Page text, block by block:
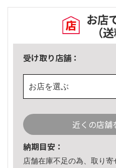
お店
（
受け取り店舗：
お店を選ぶ
近くの店舗
納期目安：
店舗在庫不足の為、取り寄